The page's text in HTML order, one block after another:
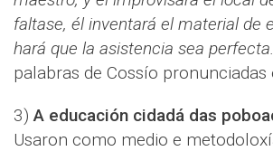
faltase, él inventará el material de
hará que la asistencia sea
palabras de Cossío pronunciadas
3)A educación cidadá das
Usaron como medio e